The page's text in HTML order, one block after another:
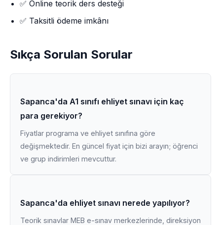
✅ Online teorik ders desteği
✅ Taksitli ödeme imkânı
Sıkça Sorulan Sorular
Sapanca'da A1 sınıfı ehliyet sınavı için kaç
para gerekiyor?
Fiyatlar programa ve ehliyet sınıfına göre
değişmektedir. En güncel fiyat için bizi arayın; öğrenci
ve grup indirimleri mevcuttur.
Sapanca'da ehliyet sınavı nerede yapılıyor?
Teorik sınavlar MEB e-sınav merkezlerinde, direksiyon